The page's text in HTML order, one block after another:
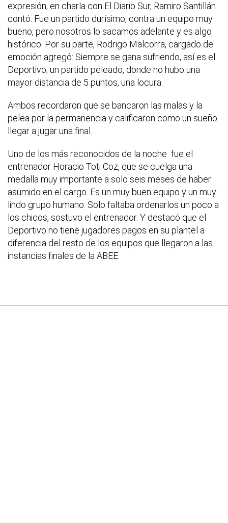
expresión, en charla con El Diario Sur, Ramiro Santillán
contó: Fue un partido durísimo, contra un equipo muy
bueno, pero nosotros lo sacamos adelante y es algo
histórico. Por su parte, Rodrigo Malcorra, cargado de
emoción agregó: Siempre se gana sufriendo, así es el
Deportivo; un partido peleado, donde no hubo una
mayor distancia de 5 puntos, una locura.
Ambos recordaron que se bancaron las malas y la
pelea por la permanencia y calificaron como un sueño
llegar a jugar una final.
Uno de los más reconocidos de la noche fue el
entrenador Horacio Toti Coz, que se cuelga una
medalla muy importante a solo seis meses de haber
asumido en el cargo. Es un muy buen equipo y un muy
lindo grupo humano. Solo faltaba ordenarlos un poco a
los chicos, sostuvo el entrenador. Y destacó que el
Deportivo no tiene jugadores pagos en su plantel a
diferencia del resto de los equipos que llegaron a las
instancias finales de la ABEE.